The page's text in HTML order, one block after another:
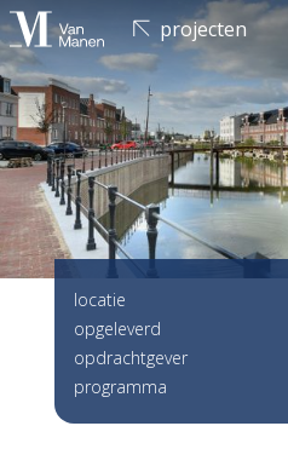
projecten
locatie
opgeleverd
opdrachtgever
programma